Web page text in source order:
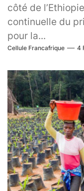
côté de
continuelle du
pour la...
Cellule Francafrique 4